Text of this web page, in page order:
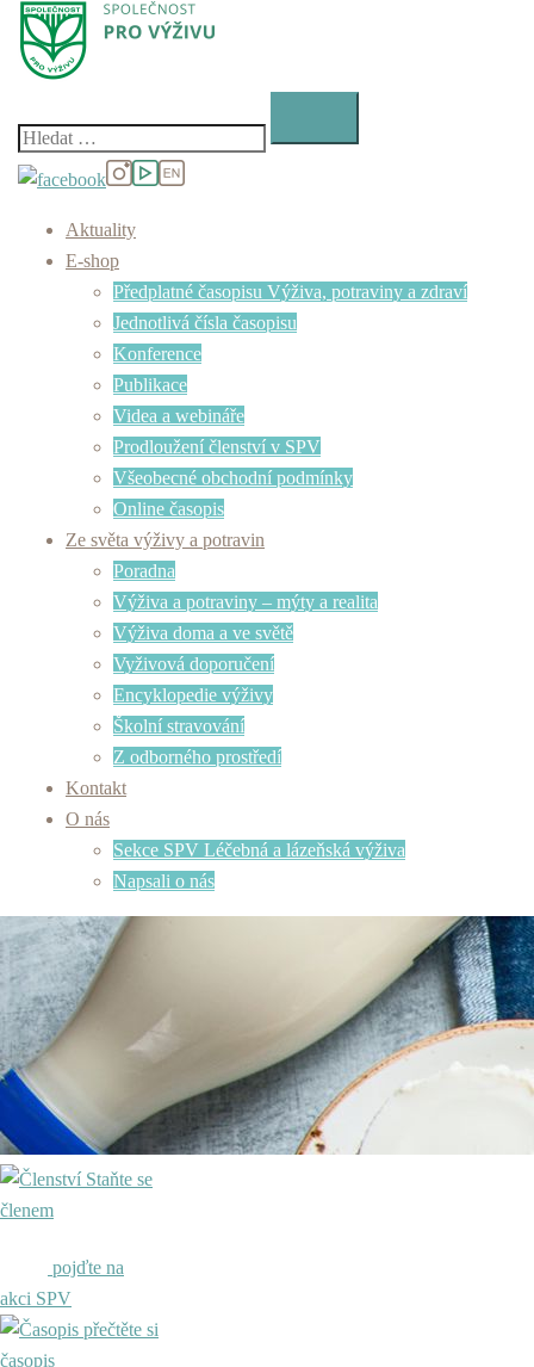
Skip
content
Vyhledávání
Aktuality
E-shop
Předplatné časopisu Výživa, potraviny a zdraví
Jednotlivá čísla časopisu
Konference
Publikace
Videa a webináře
Prodloužení členství v SPV
Všeobecné obchodní podmínky
Online časopis
Ze světa výživy a potravin
Poradna
Výživa a potraviny – mýty a realita
Výživa doma a ve světě
Vyživová doporučení
Encyklopedie výživy
Školní stravování
Z odborného prostředí
Kontakt
O nás
Sekce SPV Léčebná a lázeňská výživa
Napsali o nás
Staňte se
členem
pojďte na
akci SPV
přečtěte si
časopis